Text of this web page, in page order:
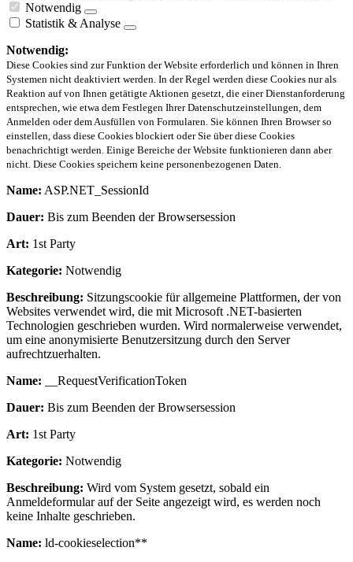
Notwendig
Statistik & Analyse
Notwendig:
Diese Cookies sind zur Funktion der Website erforderlich und können in Ihren
Systemen nicht deaktiviert werden. In der Regel werden diese Cookies nur als
Reaktion auf von Ihnen getätigte Aktionen gesetzt, die einer Dienstanforderung
entsprechen, wie etwa dem Festlegen Ihrer Datenschutzeinstellungen, dem
Anmelden oder dem Ausfüllen von Formularen. Sie können Ihren Browser so
einstellen, dass diese Cookies blockiert oder Sie über diese Cookies
benachrichtigt werden. Einige Bereiche der Website funktionieren dann aber
nicht. Diese Cookies speichern keine personenbezogenen Daten.
Name: ASP.NET_SessionId
Dauer: Bis zum Beenden der Browsersession
Art: 1st Party
Kategorie: Notwendig
Beschreibung: Sitzungscookie für allgemeine Plattformen, der von
Websites verwendet wird, die mit Microsoft .NET-basierten
Technologien geschrieben wurden. Wird normalerweise verwendet,
um eine anonymisierte Benutzersitzung durch den Server
aufrechtzuerhalten.
Name: __RequestVerificationToken
Dauer: Bis zum Beenden der Browsersession
Art: 1st Party
Kategorie: Notwendig
Beschreibung: Wird vom System gesetzt, sobald ein
Anmeldeformular auf der Seite angezeigt wird, es werden noch
keine Inhalte geschrieben.
Name: ld-cookieselection**